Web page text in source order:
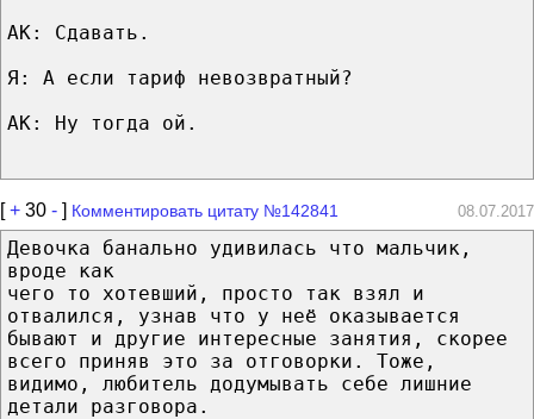
AK: Сдавать.
Я: А если тариф невозвратный?
AK: Ну тогда ой.
[+ 30 - ] Комментировать цитату №142841 08.07.2017
Девочка банально удивилась что мальчик,
вроде как
чего то хотевший, просто так взял и
отвалился, узнав что у неё оказывается
бывают и другие интересные занятия, скорее
всего приняв это за отговорки. Тоже,
видимо, любитель додумывать себе лишние
детали разговора.